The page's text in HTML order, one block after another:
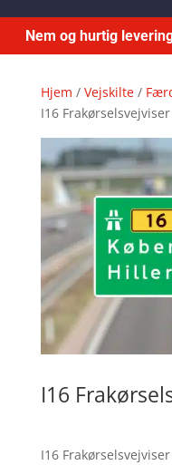
Nem og hurtig
Hjem / Vejskilte/
I16 Frakørselsvejviser
I16
I16